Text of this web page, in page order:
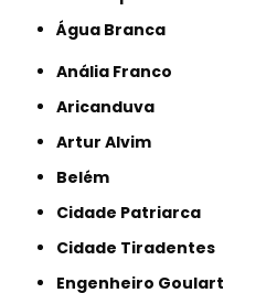
Água Branca
Anália Franco
Aricanduva
Artur Alvim
Belém
Cidade Patriarca
Cidade Tiradentes
Engenheiro Goulart